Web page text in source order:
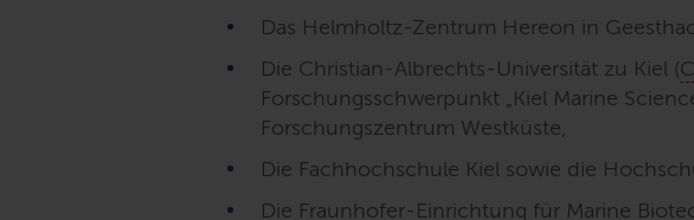
Das Helmholtz-Zentrum Hereon in
Die Christian-Albrechts-Universität zu Kiel (
Forschungsschwerpunkt „Kiel Marine
Forschungszentrum Westküste,
Die Fachhochschule Kiel sowie die
Die Fraunhofer-Einrichtung für Marine